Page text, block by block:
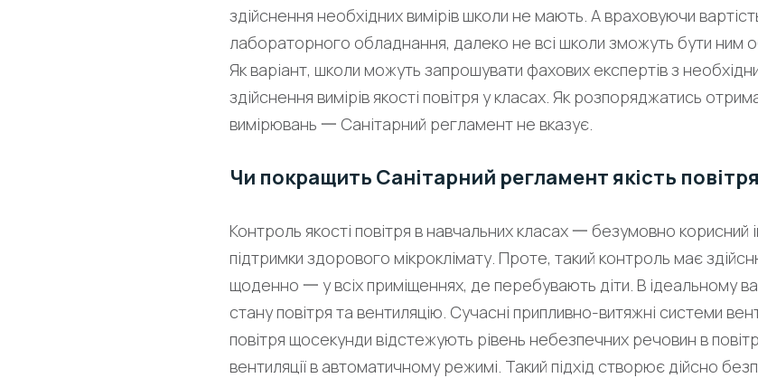
здійснення необхідних вимірів школи не мають. А враховуючи
лабораторного обладнання, далеко не всі школи зможуть бути ним
Як варіант, школи можуть запрошувати фахових експертів з
здійснення вимірів якості повітря у класах. Як розпоряджатись
вимірювань 一 Санітарний регламент не вказує.
Чи покращить Санітарний регламент якість
Контроль якості повітря в навчальних класах 一 безумовно
підтримки здорового мікроклімату. Проте, такий контроль має
щоденно 一 у всіх приміщеннях, де перебувають діти. В ідеальному
стану повітря та вентиляцію. Сучасні припливно-витяжні системи
повітря щосекунди відстежують рівень небезпечних речовин в
вентиляції в автоматичному режимі. Такий підхід створює дійсно